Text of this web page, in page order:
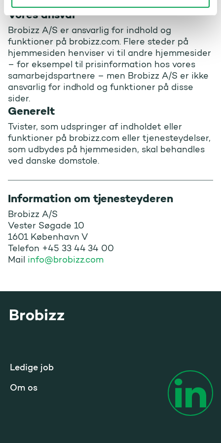
Vores ansvar
Brobizz A/S er ansvarlig for indhold og
funktioner på brobizz.com. Flere steder på
hjemmesiden henviser vi til andre hjemmesider
– for eksempel til prisinformation hos vores
samarbejdspartnere – men Brobizz A/S er ikke
ansvarlig for indhold og funktioner på disse
sider.
Generelt
Tvister, som udspringer af indholdet eller
funktioner på brobizz.com eller tjenesteydelser,
som udbydes på hjemmesiden, skal behandles
ved danske domstole.
Information om tjenesteyderen
Brobizz A/S
Vester Søgade 10
1601 København V
Telefon +45 33 44 34 00
Mail info@brobizz.com
Ledige job
Om os